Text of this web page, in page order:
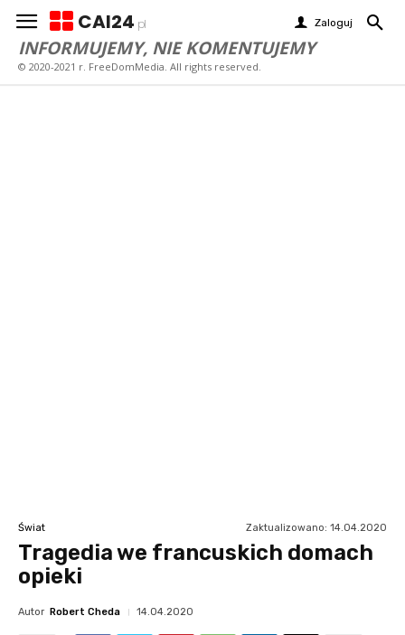
CAI24 pl Zaloguj
INFORMUJEMY, NIE KOMENTUJEMY
© 2020-2021 r. FreeDomMedia. All rights reserved.
Świat Zaktualizowano: 14.04.2020
Tragedia we francuskich domach
opieki
Autor Robert Cheda 14.04.2020